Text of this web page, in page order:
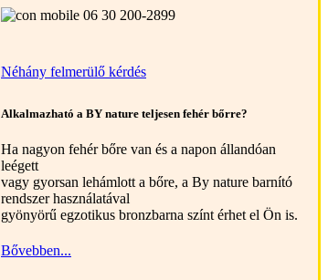
06 30 200-2899
Néhány felmerülő kérdés
Alkalmazható a BY nature teljesen fehér bőrre?
Ha nagyon fehér bőre van és a napon állandóan
leégett
vagy gyorsan lehámlott a bőre, a By nature barnító
rendszer használatával
gyönyörű egzotikus bronzbarna színt érhet el Ön is.
Bővebben...